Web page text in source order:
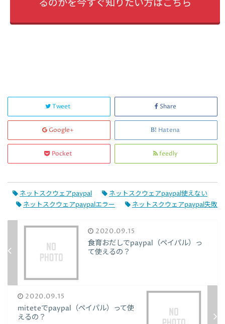
るのかを今すぐ知りたい方はこちら
Tweet Share
Google+ Hatena
Pocket feedly
ネットスクウェアpaypal
ネットスクウェアpaypal使えない
ネットスクウェアpaypalエラー
ネットスクウェアpaypal失敗
2020.09.15
食育おだしでpaypal（ペイパル）っ
て使えるの？
2020.09.15
miteteでpaypal（ペイパル）って使
えるの？